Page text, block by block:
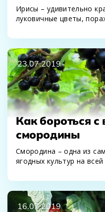
Ирисы – удивительно
луковичные цветы,
Наверное,…
23.07.2019
Как бороться с
смородины
Смородина – одна из
ягодных культур на
16.07.2019